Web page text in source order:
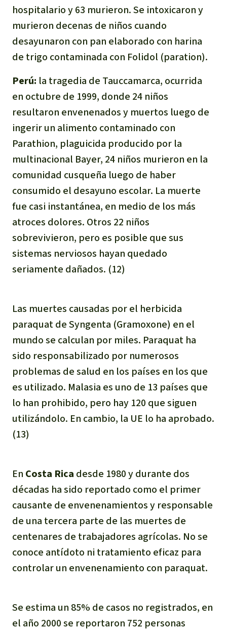
hospitalario y 63 murieron. Se intoxicaron y
murieron decenas de niños cuando
desayunaron con pan elaborado con harina
de trigo contaminada con Folidol (paration).
Perú: la tragedia de Tauccamarca, ocurrida
en octubre de 1999, donde 24 niños
resultaron envenenados y muertos luego de
ingerir un alimento contaminado con
Parathion, plaguicida producido por la
multinacional Bayer, 24 niños murieron en la
comunidad cusqueña luego de haber
consumido el desayuno escolar. La muerte
fue casi instantánea, en medio de los más
atroces dolores. Otros 22 niños
sobrevivieron, pero es posible que sus
sistemas nerviosos hayan quedado
seriamente dañados. (12)
Las muertes causadas por el herbicida
paraquat de Syngenta (Gramoxone) en el
mundo se calculan por miles. Paraquat ha
sido responsabilizado por numerosos
problemas de salud en los países en los que
es utilizado. Malasia es uno de 13 países que
lo han prohibido, pero hay 120 que siguen
utilizándolo. En cambio, la UE lo ha aprobado.
(13)
En Costa Rica desde 1980 y durante dos
décadas ha sido reportado como el primer
causante de envenenamientos y responsable
de una tercera parte de las muertes de
centenares de trabajadores agrícolas. No se
conoce antídoto ni tratamiento eficaz para
controlar un envenenamiento con paraquat.
Se estima un 85% de casos no registrados, en
el año 2000 se reportaron 752 personas